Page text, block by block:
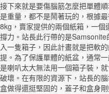
接下來就是要傷腦筋怎麼把單體
是重量，都不是鬧著玩的，根據
8kg，賣家提供的兩個紙箱，一
撐力。站長此行帶的是
入一隻箱子，因此計畫就是把軟
提。為了保護單體的紙盆，通常
是喇叭太大無法用一個箱子裝，
破壞。在有限的資源下，站長的
盒做得還挺堅固的，蓋子和盒身